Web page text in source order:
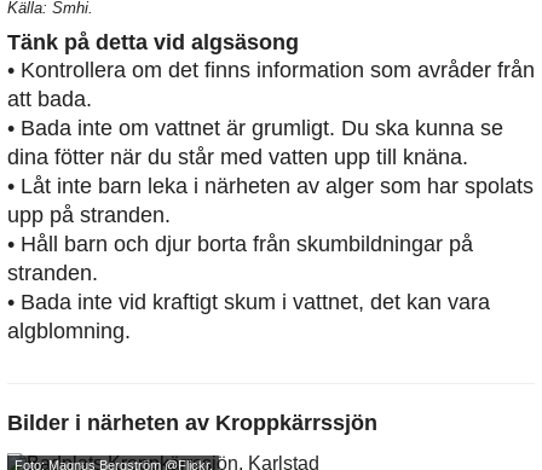
Källa: Smhi.
Tänk på detta vid algsäsong
• Kontrollera om det finns information som avråder från
att bada.
• Bada inte om vattnet är grumligt. Du ska kunna se
dina fötter när du står med vatten upp till knäna.
• Låt inte barn leka i närheten av alger som har spolats
upp på stranden.
• Håll barn och djur borta från skumbildningar på
stranden.
• Bada inte vid kraftigt skum i vattnet, det kan vara
algblomning.
Bilder i närheten av Kroppkärrssjön
Foto: Magnus Bergström@Flickr.